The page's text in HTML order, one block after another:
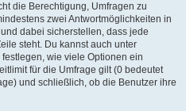
die Berechtigung, Umfragen zu
zwei Antwortmöglichkeiten in
dabei sicherstellen, dass jede
steht. Du kannst auch unter
wie viele Optionen ein
für die Umfrage gilt (0 bedeutet
und schließlich, ob die Benutzer ihre